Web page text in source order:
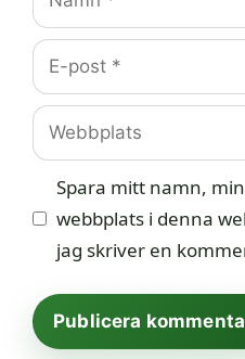
E-
post
Webbplats
Spara mitt namn,
webbplats i denna
jag skriver en